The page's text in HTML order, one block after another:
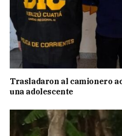
Trasladaron al camionero
una adolescente